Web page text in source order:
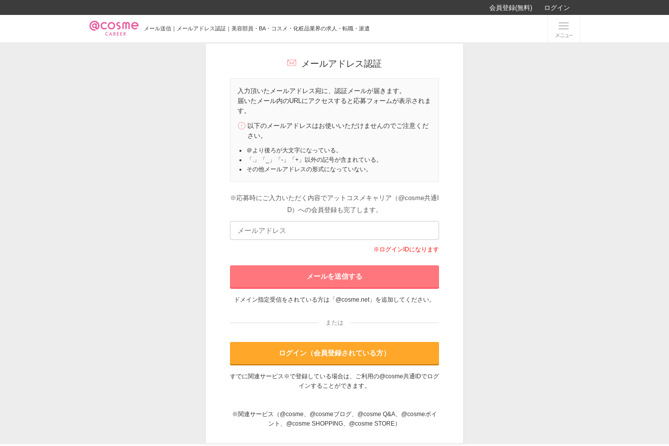
会員登録(無料) ログイン
メール送信｜メールアドレス認証｜美容部員・BA・コスメ・化粧品業界の求人・転職・派遣
メールアドレス認証
入力頂いたメールアドレス宛に、認証メールが届きます。
届いたメール内のURLにアクセスすると応募フォームが表示されま
す。
以下のメールアドレスはお使いいただけませんのでご注意くだ
さい。
＠より後ろが大文字になっている。
「.」「_」「-」「+」以外の記号が含まれている。
その他メールアドレスの形式になっていない。
※応募時にご入力いただく内容でアットコスメキャリア（@cosme共通I
D）への会員登録も完了します。
※ログインIDになります
メールを送信する
ドメイン指定受信をされている方は「@cosme.net」を追加してください。
または
ログイン（会員登録されている方）
すでに関連サービス※で登録している場合は、ご利用の@cosme共通IDでログ
インすることができます。
※関連サービス（@cosme、@cosmeブログ、@cosme Q&A、@cosmeポイ
ント、@cosme SHOPPING、@cosme STORE）